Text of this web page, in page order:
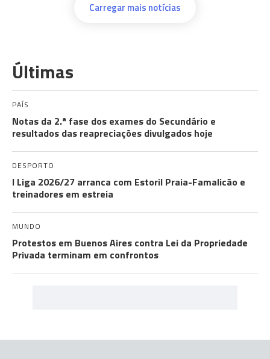
Carregar mais notícias
Últimas
PAÍS
Notas da 2.ª fase dos exames do Secundário e
resultados das reapreciações divulgados hoje
DESPORTO
I Liga 2026/27 arranca com Estoril Praia-Famalicão e
treinadores em estreia
MUNDO
Protestos em Buenos Aires contra Lei da Propriedade
Privada terminam em confrontos